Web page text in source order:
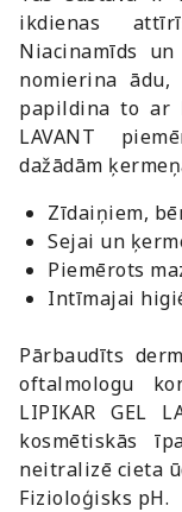
ikdienas
Niacinamīds
nomierina
papildina to ar
LAVANT
dažādām
Zīdaiņiem,
Sejai un
Piemērots
Intīmajai
Pārbaudīts
oftalmologu
LIPIKAR GEL
kosmētiskās
neitralizē cieta
Fizioloģisks pH.